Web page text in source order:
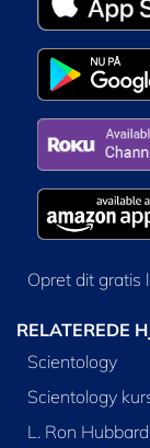
Opret dit gratis
RELATEREDE
Scientology
Scientology
L. Ron Hubbard